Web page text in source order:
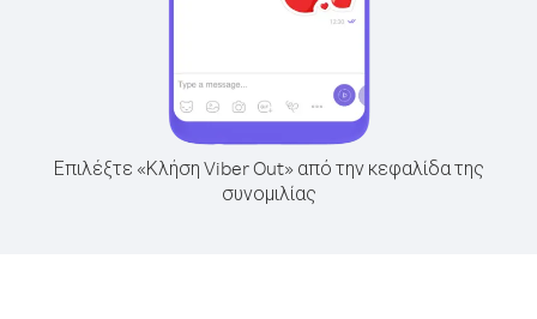
Επιλέξτε «Κλήση Viber Out» από την κεφαλίδα της
συνομιλίας